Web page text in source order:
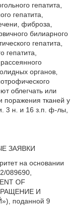
гепатита,
гепатита,
фиброза,
билиарного
гепатита,
гепатита,
органов,
облегчать или
поражения тканей у
3 н. и 16 з.п. ф-лы,
ЗАЯВКИ
на основании
089690,
OF
И
поданной 9